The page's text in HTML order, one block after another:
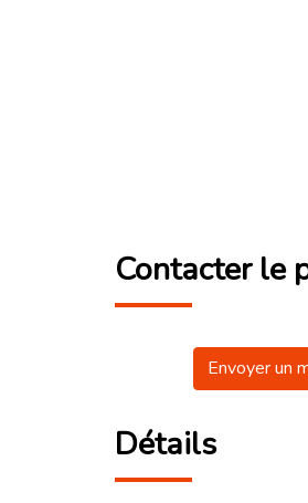
Contacter le
Envoyer un
Détails